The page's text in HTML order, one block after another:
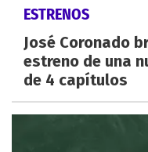
ESTRENOS
José Coronado
estreno de una
de 4 capítulos